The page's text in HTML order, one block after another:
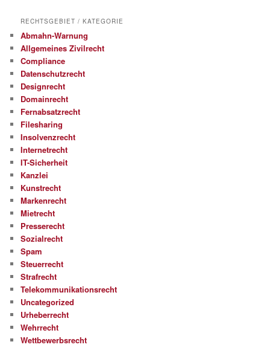
RECHTSGEBIET / KATEGORIE
Abmahn-Warnung
Allgemeines Zivilrecht
Compliance
Datenschutzrecht
Designrecht
Domainrecht
Fernabsatzrecht
Filesharing
Insolvenzrecht
Internetrecht
IT-Sicherheit
Kanzlei
Kunstrecht
Markenrecht
Mietrecht
Presserecht
Sozialrecht
Spam
Steuerrecht
Strafrecht
Telekommunikationsrecht
Uncategorized
Urheberrecht
Wehrrecht
Wettbewerbsrecht